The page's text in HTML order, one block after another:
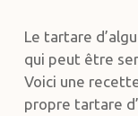
Le tartare
qui peut être
Voici une
propre tartare